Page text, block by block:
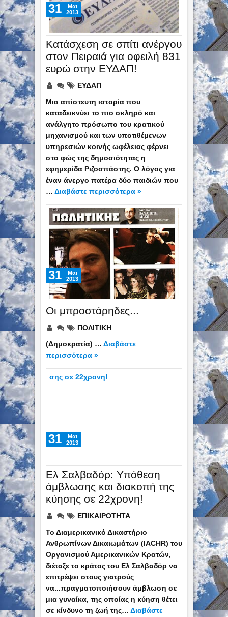
Κατάσχεση σε σπίτι ανέργου
στον Πειραιά για οφειλή 831
ευρώ στην ΕΥΔΑΠ!
ΕΥΔΑΠ
Μια απίστευτη ιστορία που
καταδεικνύει το πιο σκληρό και
ανάλγητο πρόσωπο του κρατικού
μηχανισμού και των υποτιθέμενων
υπηρεσιών κοινής ωφέλειας φέρνει
στο φώς της δημοσιότητας η
εφημερίδα Ριζοσπάστης. Ο λόγος για
έναν άνεργο πατέρα δύο παιδιών που
… Διαβάστε περισσότερα »
31
Mαι
2013
Οι μπροστάρηδες...
ΠΟΛΙΤΙΚΗ
(Δημοκρατία) … Διαβάστε
περισσότερα »
31
Mαι
2013
Ελ Σαλβαδόρ: Υπόθεση
άμβλωσης και διακοπή της
κύησης σε 22χρονη!
ΕΠΙΚΑΙΡΟΤΗΤΑ
Το Διαμερικανικό Δικαστήριο
Ανθρωπίνων Δικαιωμάτων (IACHR) του
Οργανισμού Αμερικανικών Κρατών,
διέταξε το κράτος του Ελ Σαλβαδόρ να
επιτρέψει στους γιατρούς
να...πραγματοποιήσουν άμβλωση σε
μια γυναίκα, της οποίας η κύηση θέτει
σε κίνδυνο τη ζωή της… Διαβάστε
31
Mαι
2013